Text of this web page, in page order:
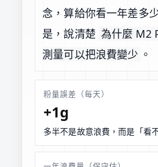
念，算給你看一年差多
是，說清楚 為什麼 M2
測量可以把浪費變少 。
粉量誤差（每天）
+1g
多半不是故意浪費，而是「看